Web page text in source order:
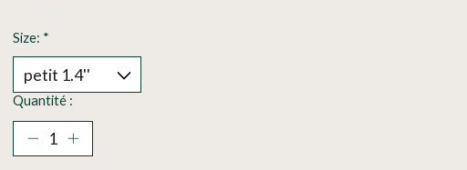
Size: *
Quantité :